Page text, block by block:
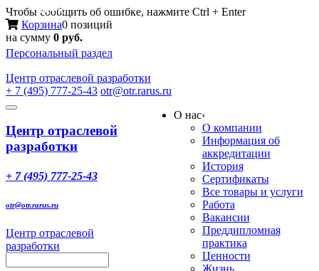
Чтобы сообщить об ошибке, нажмите Ctrl + Enter
Корзина0 позиций
на сумму 0 руб.
Персональный раздел
Центр отраслевой разработки
+ 7 (495) 777-25-43 otr@otr.rarus.ru
Toggle
Меню
Центр отраслевой
разработки
+ 7 (495) 777-25-43
otr@otr.rarus.ru
Центр отраслевой
разработки
О нас›
О компании
Информация об
аккредитации
История
Сертификаты
Все товары и услуги
Работа
Вакансии
Преддипломная
практика
Ценности
Жизнь